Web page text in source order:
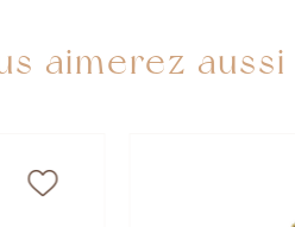
aimerez aussi